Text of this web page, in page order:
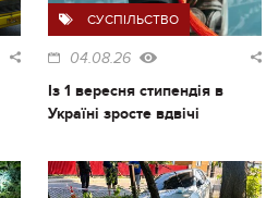
СУСПІЛЬСТВО
04.08.26
Із 1 вересня стипендія в
Україні зросте вдвічі